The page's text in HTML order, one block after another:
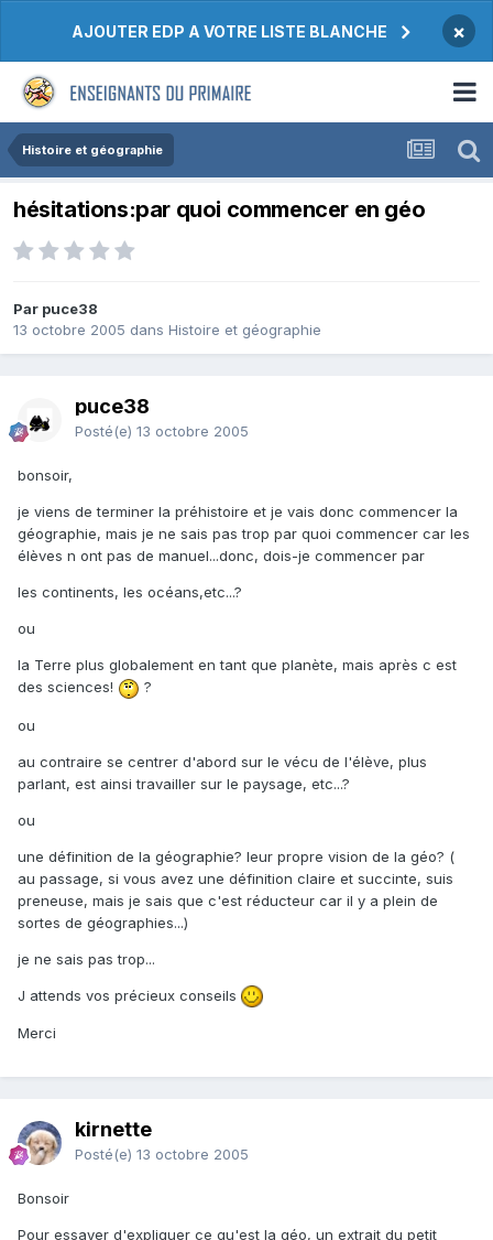
AJOUTER EDP A VOTRE LISTE BLANCHE ×
Histoire et géographie
hésitations:par quoi commencer en géo
Par puce38
13 octobre 2005 dans Histoire et géographie
puce38
Posté(e) 13 octobre 2005
bonsoir,
je viens de terminer la préhistoire et je vais donc commencer la
géographie, mais je ne sais pas trop par quoi commencer car les
élèves n ont pas de manuel...donc, dois-je commencer par
les continents, les océans,etc...?
ou
la Terre plus globalement en tant que planète, mais après c est
des sciences!
?
ou
au contraire se centrer d'abord sur le vécu de l'élève, plus
parlant, est ainsi travailler sur le paysage, etc...?
ou
une définition de la géographie? leur propre vision de la géo? (
au passage, si vous avez une définition claire et succinte, suis
preneuse, mais je sais que c'est réducteur car il y a plein de
sortes de géographies...)
je ne sais pas trop...
J attends vos précieux conseils
Merci
kirnette
Posté(e) 13 octobre 2005
Bonsoir
Pour essayer d'expliquer ce qu'est la géo, un extrait du petit